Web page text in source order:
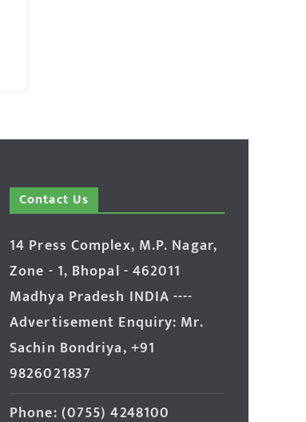
Contact Us
14 Press Complex, M.P. Nagar,
Zone - 1, Bhopal - 462011
Madhya Pradesh INDIA ----
Advertisement Enquiry: Mr.
Sachin Bondriya, +91
9826021837
Phone: (0755) 4248100